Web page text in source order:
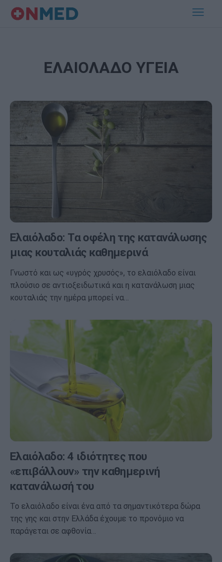
ΕΛΑΙΟΛΑΔΟ ΥΓΕΙΑ
Ελαιόλαδο: Τα οφέλη της κατανάλωσης
μιας κουταλιάς καθημερινά
Γνωστό και ως «υγρός χρυσός», το ελαιόλαδο είναι
πλούσιο σε αντιοξειδωτικά και η κατανάλωση μιας
κουταλιάς την ημέρα μπορεί να…
Ελαιόλαδο: 4 ιδιότητες που
«επιβάλλουν» την καθημερινή
κατανάλωσή του
Το ελαιόλαδο είναι ένα από τα σημαντικότερα δώρα
της γης και στην Ελλάδα έχουμε το προνόμιο να
παράγεται σε αφθονία…